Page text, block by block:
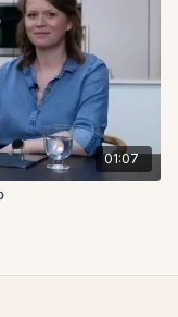
01:07